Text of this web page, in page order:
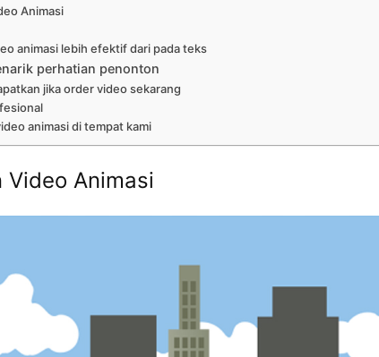
Animasi
animasi lebih efektif dari pada teks
perhatian penonton
jika order video sekarang
animasi di tempat kami
Video Animasi